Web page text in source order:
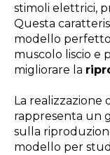
stimoli elettrici,
Questa
modello
muscolo liscio e
migliorare la
La realizzazione
rappresenta un
sulla
modello per